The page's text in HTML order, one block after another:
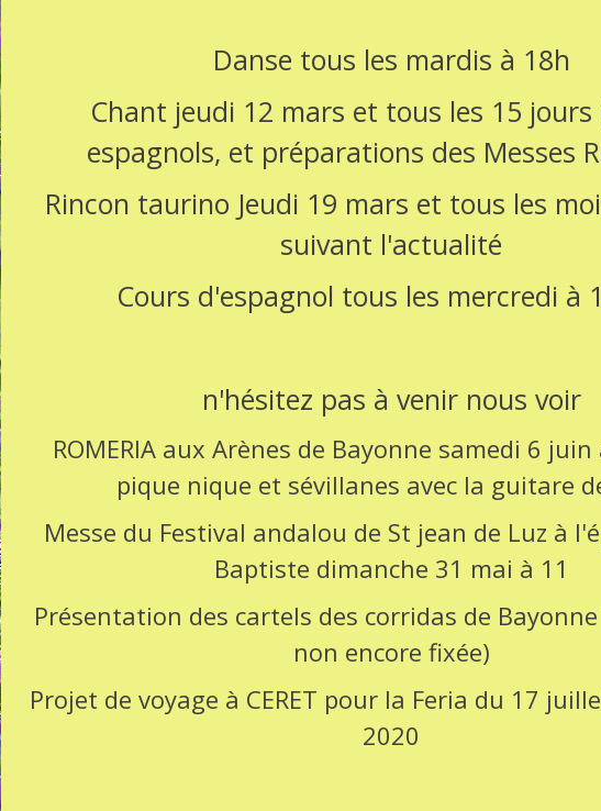
Danse tous les mardis à 18h
Chant jeudi 12 mars et tous les 15 jours
espagnols, et préparations des Messes
Rincon taurino Jeudi 19 mars et tous les
suivant l'actualité
Cours d'espagnol tous les mercredi à
n'hésitez pas à venir nous voir
ROMERIA aux Arènes de Bayonne samedi 6
pique nique et sévillanes avec la guitare
Messe du Festival andalou de St jean de Luz à
Baptiste dimanche 31 mai à 11
Présentation des cartels des corridas de
non encore fixée)
Projet de voyage à CERET pour la Feria du 17
2020